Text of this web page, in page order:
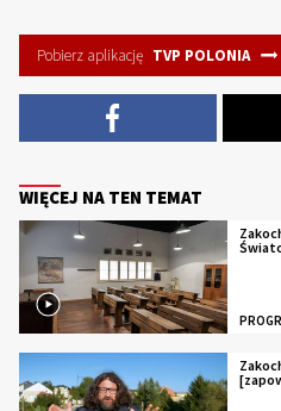
Pobierz aplikację TVP POLONIA
WIĘCEJ NA TEN TEMAT